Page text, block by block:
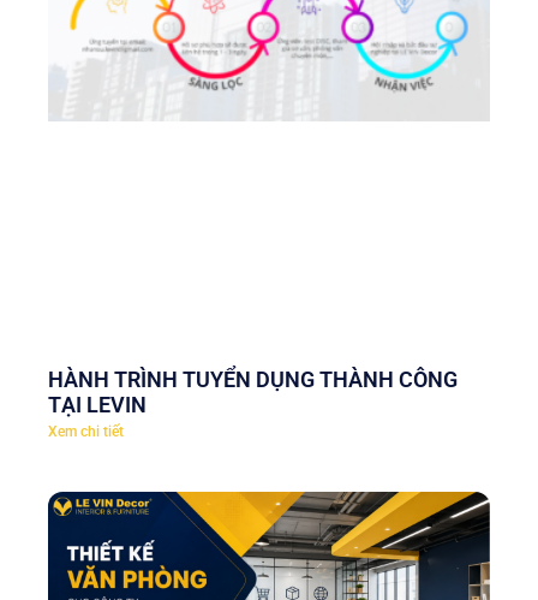
HÀNH TRÌNH TUYỂN DỤNG THÀNH CÔNG
TẠI LEVIN
Xem chi tiết